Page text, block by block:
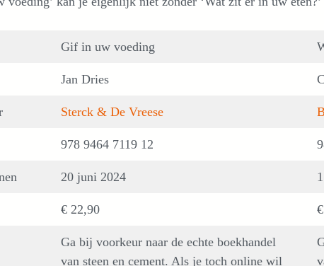
Gif in uw voeding
Jan Dries
Sterck & De Vreese
978 9464 7119 12
20 juni 2024
€ 22,90
Ga bij voorkeur naar de echte boekhandel
van steen en cement. Als je toch online wil